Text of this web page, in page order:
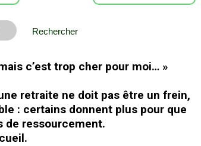
Rechercher
c’est trop cher pour moi… »
retraite ne doit pas être un frein,
: certains donnent plus pour que
de ressourcement.